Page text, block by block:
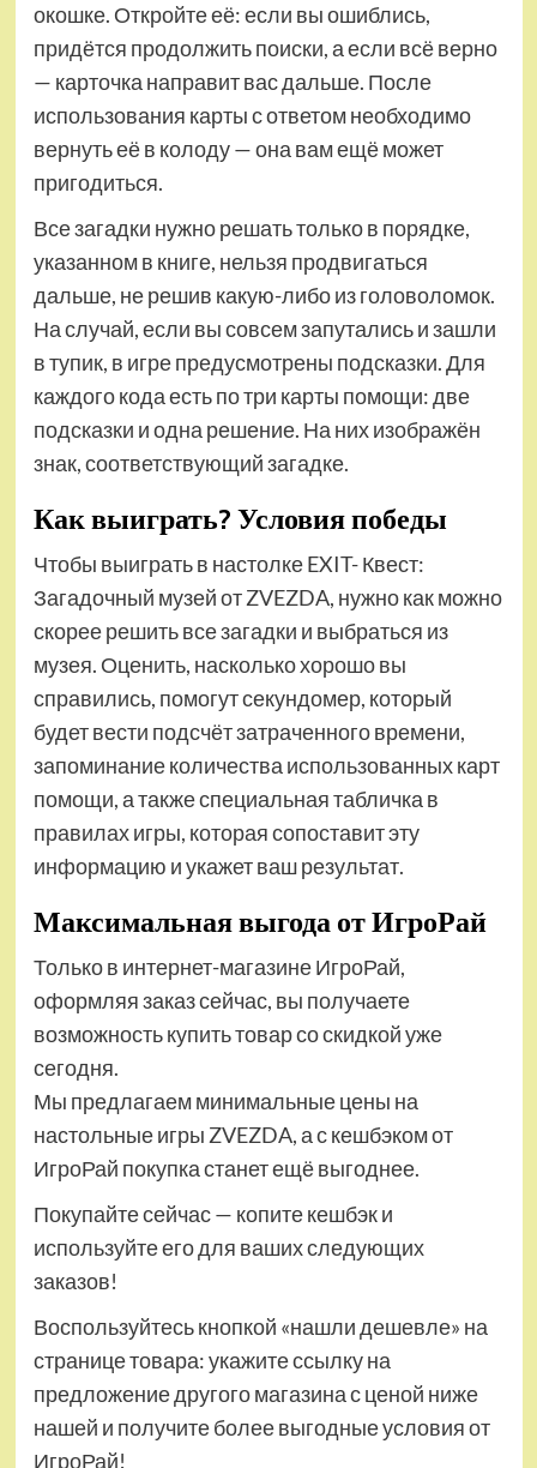
окошке. Откройте её: если вы ошиблись,
придётся продолжить поиски, а если всё верно
— карточка направит вас дальше. После
использования карты с ответом необходимо
вернуть её в колоду — она вам ещё может
пригодиться.
Все загадки нужно решать только в порядке,
указанном в книге, нельзя продвигаться
дальше, не решив какую-либо из головоломок.
На случай, если вы совсем запутались и зашли
в тупик, в игре предусмотрены подсказки. Для
каждого кода есть по три карты помощи: две
подсказки и одна решение. На них изображён
знак, соответствующий загадке.
Как выиграть? Условия победы
Чтобы выиграть в настолке EXIT- Квест:
Загадочный музей от ZVEZDA, нужно как можно
скорее решить все загадки и выбраться из
музея. Оценить, насколько хорошо вы
справились, помогут секундомер, который
будет вести подсчёт затраченного времени,
запоминание количества использованных карт
помощи, а также специальная табличка в
правилах игры, которая сопоставит эту
информацию и укажет ваш результат.
Максимальная выгода от ИгроРай
Только в интернет-магазине ИгроРай,
оформляя заказ сейчас, вы получаете
возможность купить товар со скидкой уже
сегодня.
Мы предлагаем минимальные цены на
настольные игры ZVEZDA, а с кешбэком от
ИгроРай покупка станет ещё выгоднее.
Покупайте сейчас — копите кешбэк и
используйте его для ваших следующих
заказов!
Воспользуйтесь кнопкой «нашли дешевле» на
странице товара: укажите ссылку на
предложение другого магазина с ценой ниже
нашей и получите более выгодные условия от
ИгроРай!